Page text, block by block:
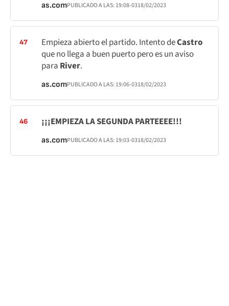
as.comPUBLICADO A LAS: 19:08-0318/02/2023
47 Empieza abierto el partido. Intento deCastro
que no llega a buen puerto pero es un aviso
para River.
as.comPUBLICADO A LAS: 19:06-0318/02/2023
46 ¡¡¡EMPIEZA LA SEGUNDA PARTEEEE!!!
as.comPUBLICADO A LAS: 19:03-0318/02/2023